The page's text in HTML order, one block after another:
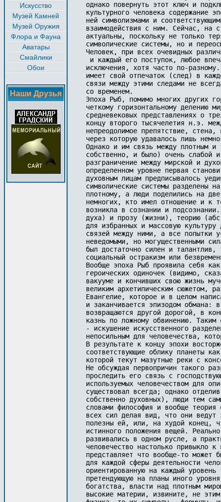
Искусство
Музей Камней
Музей Оружия
Флора и Фауна
Аватары
Смайлики
Обои
Наши Друзья